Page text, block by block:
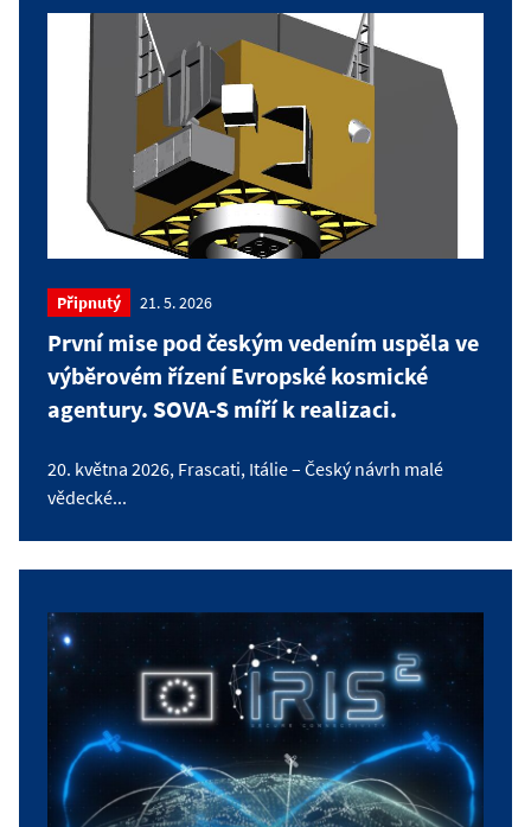
Připnutý 21. 5. 2026
První mise pod českým vedením uspěla ve
výběrovém řízení Evropské kosmické
agentury. SOVA-S míří k realizaci.
20. května 2026, Frascati, Itálie – Český návrh malé
vědecké...